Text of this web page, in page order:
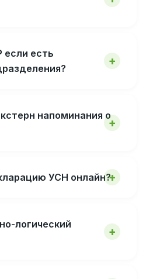
если есть
напоминания о
УСН онлайн?
логический